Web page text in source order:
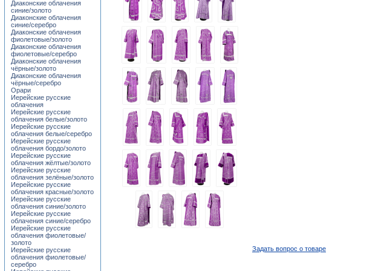
Задать вопрос о товаре
Диаконские облачения
синие/золото
Диаконские облачения
синие/серебро
Диаконские облачения
фиолетовые/золото
Диаконские облачения
фиолетовые/серебро
Диаконские облачения
чёрные/золото
Диаконские облачения
чёрные/серебро
Орари
Иерейские русские
облачения
Иерейские русские
облачения белые/золото
Иерейские русские
облачения белые/серебро
Иерейские русские
облачения бордо/золото
Иерейские русские
облачения жёлтые/золото
Иерейские русские
облачения зелёные/золото
Иерейские русские
облачения красные/золото
Иерейские русские
облачения синие/золото
Иерейские русские
облачения синие/серебро
Иерейские русские
облачения фиолетовые/
золото
Иерейские русские
облачения фиолетовые/
серебро